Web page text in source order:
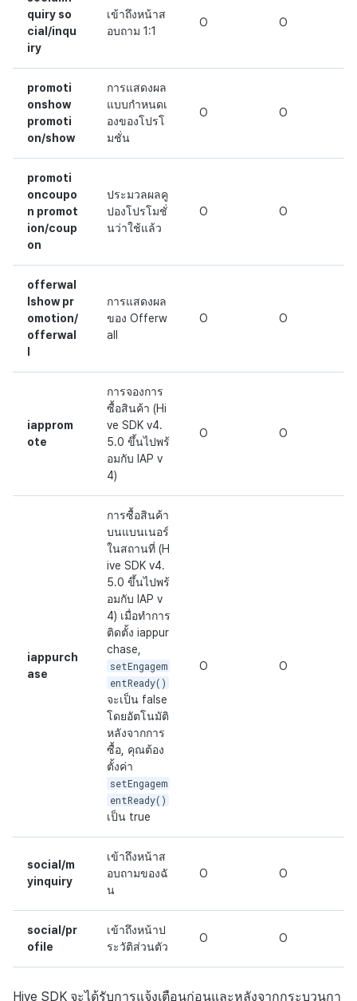
quiry so
cial/inqu
iry
เข้าถึงหน้าส
อบถาม 1:1
O O
promoti
onshow
promoti
on/show
การแสดงผล
แบบกำหนดเ
องของโปรโ
มชั่น
O O
promoti
oncoupo
n promot
ion/coup
on
ประมวลผลคู
ปองโปรโมชั่
นว่าใช้แล้ว
O O
offerwal
lshow pr
omotion/
offerwal
การแสดงผล
ของ Offerw
all
O O
iapprom
ote
การจองการ
ซื้อสินค้า (Hi
ve SDK v4.
5.0 ขึ้นไปพร้
อมกับ IAP v
4)
O O
iappurch
ase
การซื้อสินค้า
บนแบนเนอร์
ในสถานที่ (H
ive SDK v4.
5.0 ขึ้นไปพร้
อมกับ IAP v
4) เมื่อทำการ
ติดตั้ง iappur
chase,
setEngagem
entReady()
จะเป็น false
โดยอัตโนมัติ
หลังจากการ
ซื้อ, คุณต้อง
ตั้งค่า
setEngagem
entReady()
เป็น true
O O
social/m
yinquiry
เข้าถึงหน้าส
อบถามของฉั
น
O O
social/pr
ofile
เข้าถึงหน้าป
ระวัติส่วนตัว
O O
Hive SDK จะได้รับการแจ้งเตือนก่อนและหลังจากกระบวนกา